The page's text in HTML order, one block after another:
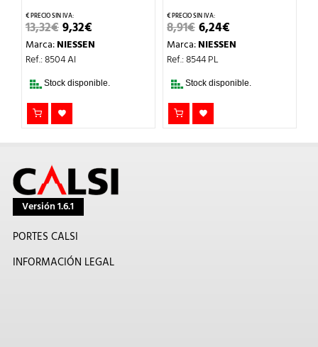
13,32€EL
PRECIO
ORIGINAL
ERA:
9,32€PRECIO
ACTUAL
Marca:NIESSEN
Ref.: 8504 AI
Stock disponible.
8,91€EL
PRECIO
ORIGINAL
ERA:
6,24€PRECIO
ACTUAL
Marca:NIESSEN
Ref.: 8544 PL
Stock disponible.
Versión 1.6.1
PORTES CALSI
INFORMACIÓN LEGAL